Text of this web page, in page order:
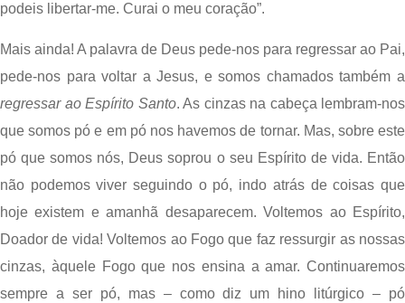
podeis libertar-me. Curai o meu coração”.
Mais ainda! A palavra de Deus pede-nos para regressar ao Pai,
regressar ao Espírito Santo. As cinzas na cabeça lembram-nos
que somos pó e em pó nos havemos de tornar. Mas, sobre este
pó que somos nós, Deus soprou o seu Espírito de vida. Então
não podemos viver seguindo o pó, indo atrás de coisas que
hoje existem e amanhã desaparecem. Voltemos ao Espírito,
Doador de vida! Voltemos ao Fogo que faz ressurgir as nossas
cinzas, àquele Fogo que nos ensina a amar. Continuaremos
sempre a ser pó, mas – como diz um hino litúrgico – pó